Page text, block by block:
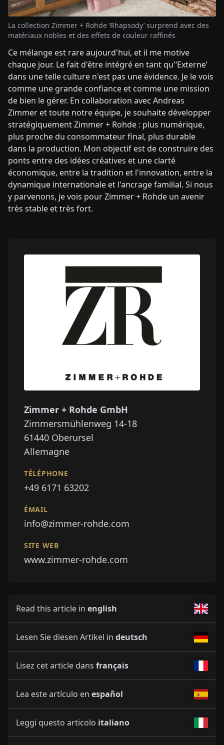
La collection Zimmer + Rohde ‘Rhapsody’ surprend avec des
matériaux nobles et des effets de couleur raffinés
Ce mélange est rare aujourd'hui, et il me motive
chaque jour. Le fait d'être intégré en tant qu'‘Externe’
dans une telle culture n'est pas une évidence. Je le vois
comme une grande confiance et comme une mission
de bien le gérer. En collaboration avec Andreas
Zimmer et toute notre équipe, je souhaite développer
stratégiquement Zimmer + Rohde : plus numérique,
plus proche du consommateur final, plus durable
dans la production. Mon objectif est de construire des
ponts entre des idées créatives et une clarté
économique, entre la tradition et l'innovation, entre la
dynamique internationale et l'ancrage familial. Si nous
y parvenons, je vois pour Zimmer + Rohde un avenir
très stable et très fort.
Zimmer + Rohde GmbH
Zimmersmühlenweg 14-18
61440 Oberursel
Allemagne
TÉLÉPHONE
+49 6171 63202
ÉMAIL
info@zimmer-rohde.com
SITE WEB
www.zimmer-rohde.com
Read this article in english
Lesen Sie diesen Artikel in deutsch
Lisez cet article dans français
Lea este artículo en español
Leggi questo articolo italiano